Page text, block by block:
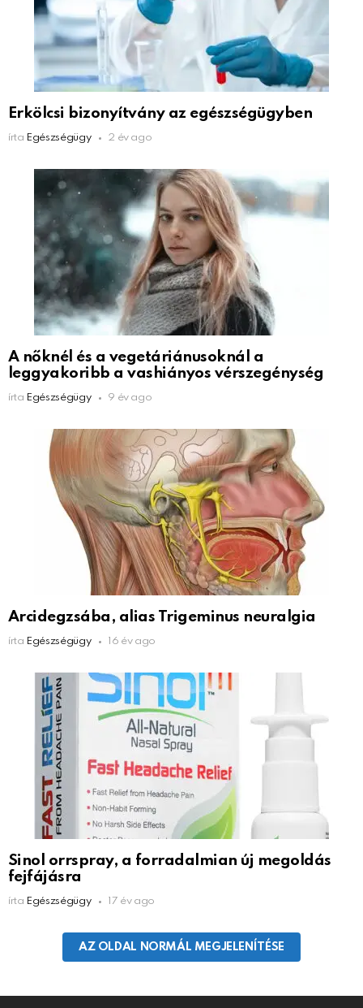
Erkölcsi bizonyítvány az egészségügyben
írta Egészségügy 2 év ago
A nőknél és a vegetáriánusoknál a
leggyakoribb a vashiányos vérszegénység
írta Egészségügy 9 év ago
Arcidegzsába, alias Trigeminus neuralgia
írta Egészségügy 16 év ago
Sinol orrspray, a forradalmian új megoldás
fejfájásra
írta Egészségügy 17 év ago
AZ OLDAL NORMÁL MEGJELENÍTÉSE